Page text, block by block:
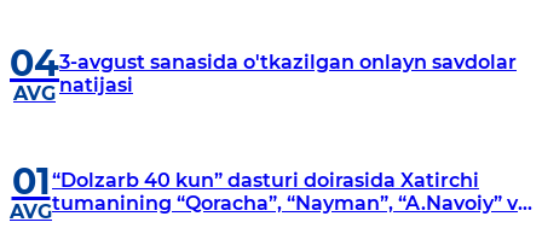
04
AVG
3-avgust sanasida o'tkazilgan onlayn savdolar
natijasi
01
AVG
“Dolzarb 40 kun” dasturi doirasida Xatirchi
tumanining “Qoracha”, “Nayman”, “A.Navoiy” va